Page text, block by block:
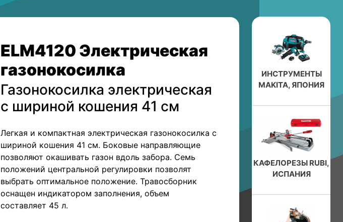
ELM4120 Электрическая
газонокосилка
Газонокосилка электрическая
с шириной кошения 41 см
Легкая и компактная электрическая газонокосилка с
шириной кошения 41 см. Боковые направляющие
позволяют окашивать газон вдоль забора. Семь
положений центральной регулировки позволят
выбрать оптимальное положение. Травосборник
оснащен индикатором заполнения, объем
составляет 45 л.
ИНСТРУМЕНТЫ
MAKITA, ЯПОНИЯ
КАФЕЛОРЕЗЫ RUBI,
ИСПАНИЯ